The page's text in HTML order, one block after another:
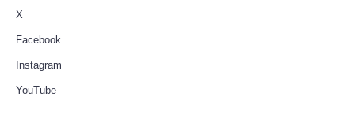
X
Facebook
Instagram
YouTube